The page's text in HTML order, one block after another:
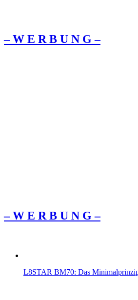
– W Ε R Β U Ν G –
– W Ε R Β U Ν G –
L8STAR BM70: Das